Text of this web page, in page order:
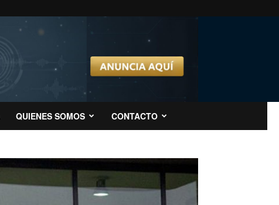
QUIENES SOMOS CONTACTO